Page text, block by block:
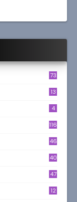
73
13
4
116
46
40
47
12